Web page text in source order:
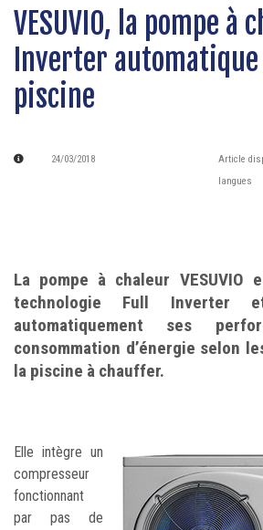
VESUVIO, la pompe à
Inverter
piscine
24/03/2018 Article
langues
La pompe à chaleur VESUVIO
technologie Full Inverter
automatiquement ses
consommation d’énergie selon
la piscine à chauffer.
Elle intègre un
compresseur
fonctionnant
par pas de